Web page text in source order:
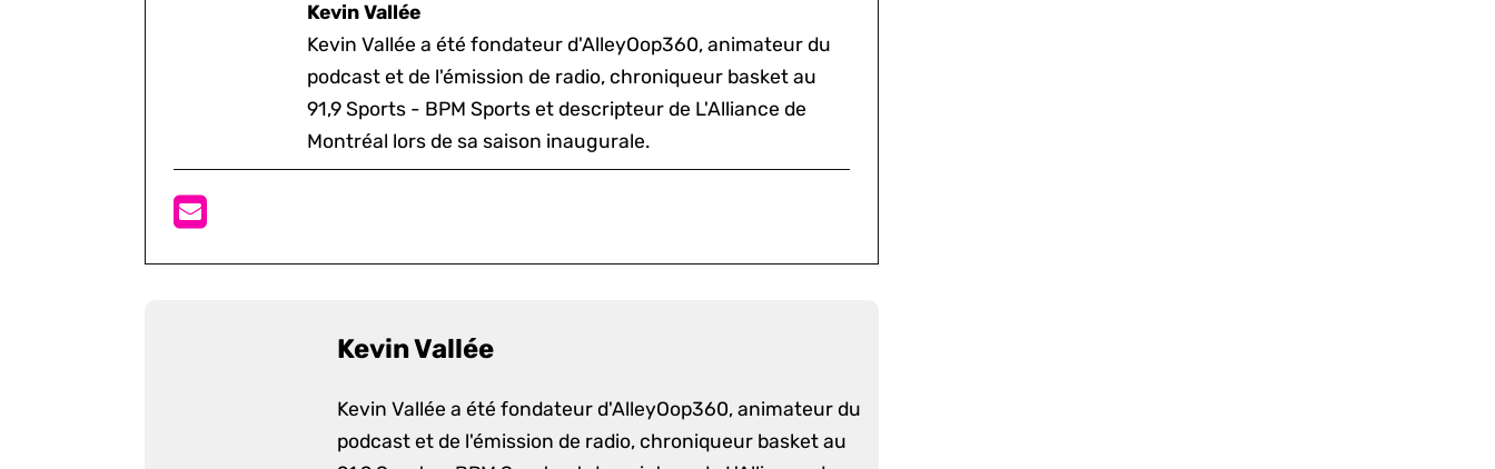
Kevin Vallée
Kevin Vallée a été fondateur d'AlleyOop360, animateur du
podcast et de l'émission de radio, chroniqueur basket au
91,9 Sports - BPM Sports et descripteur de L'Alliance de
Montréal lors de sa saison inaugurale.
Kevin Vallée
Kevin Vallée a été fondateur d'AlleyOop360, animateur du
podcast et de l'émission de radio, chroniqueur basket au